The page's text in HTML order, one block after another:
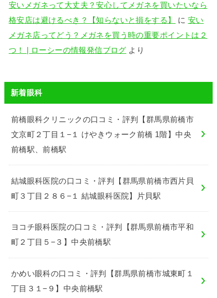
安いメガネって大丈夫？安心してメガネを買いたいなら
格安店は避けるべき？【知らないと損をする】
に 安い
メガネ店ってどう？メガネを買う時の重要ポイントは２
つ！ | ローシーの情報発信ブログ より
新着眼科
前橋眼科クリニックの口コミ・評判【群馬県前橋市
文京町２丁目１−１ けやきウォーク前橋 1階】中央
前橋駅、前橋駅
結城眼科医院の口コミ・評判【群馬県前橋市西片貝
町３丁目２８６−１ 結城眼科医院】片貝駅
ヨコチ眼科医院の口コミ・評判【群馬県前橋市平和
町２丁目５−３】中央前橋駅
かめい眼科の口コミ・評判【群馬県前橋市城東町１
丁目３１−９】中央前橋駅